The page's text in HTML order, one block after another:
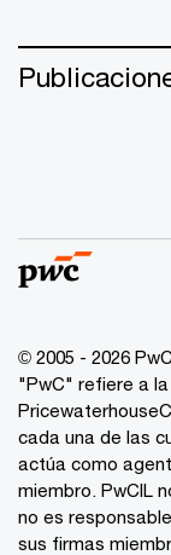
© 2005 - 2026
"PwC" refiere a
cada una de las
actúa como
miembro. PwCIL
no es
sus firmas